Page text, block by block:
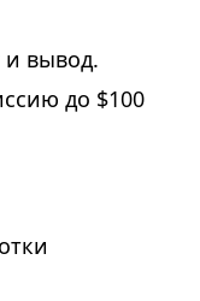
и вывод.
до $100